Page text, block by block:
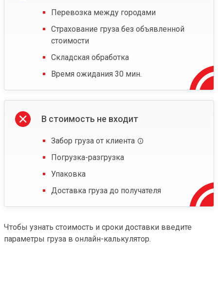
Перевозка между городами
Страхование груза без объявленной
стоимости
Складская обработка
Время ожидания 30 мин.
В стоимость не входит
Забор груза от клиента
Погрузка-разгрузка
Упаковка
Доставка груза до получателя
Чтобы узнать стоимость и сроки доставки введите
параметры груза в онлайн-калькулятор.